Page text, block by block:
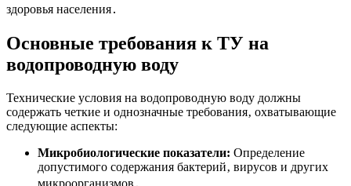
здоровья населения․
Основные требования к ТУ на
водопроводную воду
Технические условия на водопроводную воду должны
содержать четкие и однозначные требования‚ охватывающие
следующие аспекты:
Микробиологические показатели: Определение
допустимого содержания бактерий‚ вирусов и других
микроорганизмов․